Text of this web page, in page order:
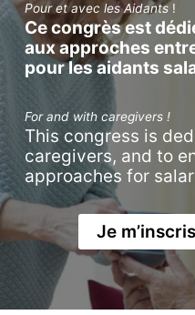
Pour et avec les Aidants !
Ce congrès est
aux approches
pour les aidants
For and with caregivers !
This congress is
caregivers, and to
approaches for
Je